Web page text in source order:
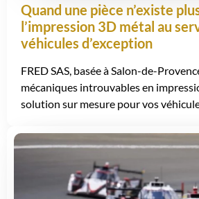
Quand une pièce n’existe
l’impression 3D métal au
véhicules d’exception
FRED SAS, basée à Salon-de-
mécaniques introuvables en
solution sur mesure pour vos